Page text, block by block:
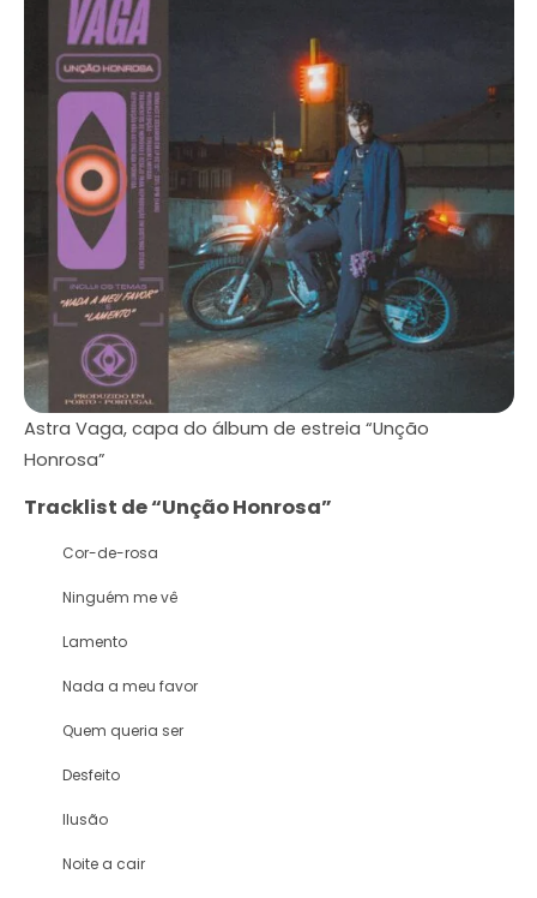
Astra Vaga, capa do álbum de estreia “Unção
Honrosa”
Tracklist de “Unção Honrosa”
Cor-de-rosa
Ninguém me vê
Lamento
Nada a meu favor
Quem queria ser
Desfeito
Ilusão
Noite a cair